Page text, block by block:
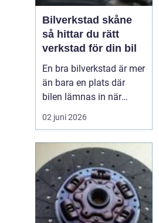
Bilverkstad skåne
så hittar du rätt
verkstad för din bil
En bra bilverkstad är mer
än bara en plats där
bilen lämnas in när
något går sönder. För
många bilägare i Skåne
verkstad om trygghet,
vardagslogistik och i
längden också om
ekonomi. En bil som
servas regelbundet håller
02 juni 2026